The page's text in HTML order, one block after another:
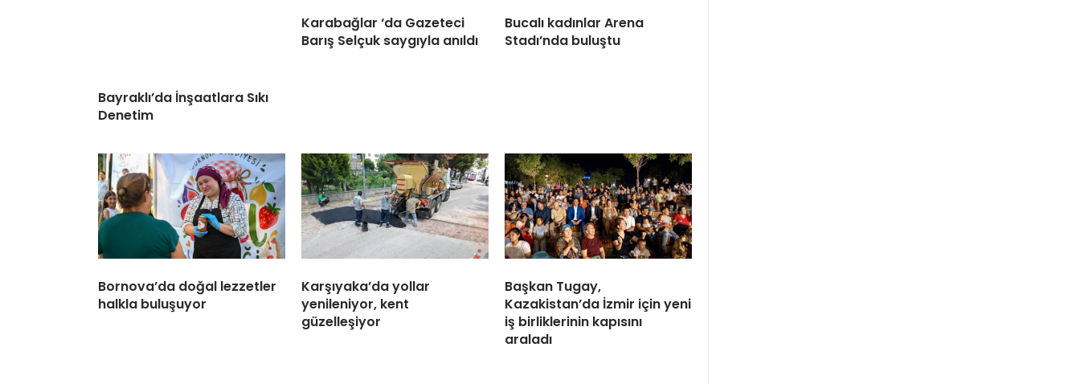
Bayraklı’da İnşaatlara Sıkı
Denetim
Karabağlar ‘da Gazeteci
Barış Selçuk saygıyla anıldı
Bucalı kadınlar Arena
Stadı’nda buluştu
Bornova’da doğal lezzetler
halkla buluşuyor
Karşıyaka’da yollar
yenileniyor, kent
güzelleşiyor
Başkan Tugay,
Kazakistan’da İzmir için yeni
iş birliklerinin kapısını
araladı